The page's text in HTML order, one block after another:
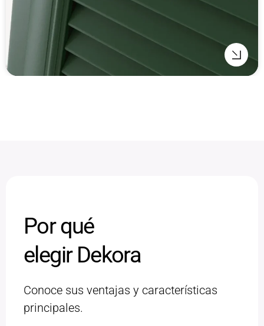
Por qué
elegir Dekora
Conoce sus ventajas y características
principales.